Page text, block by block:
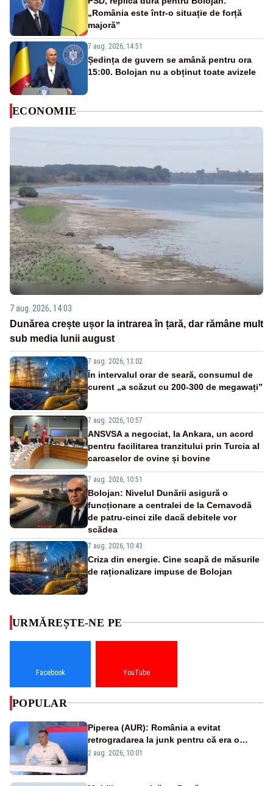
„România este într-o situație de forță
majoră”
7 aug. 2026, 14:51
Ședința de guvern se amână pentru ora
15:00. Bolojan nu a obținut toate avizele
ECONOMIE
7 aug. 2026, 14:03
Dunărea crește ușor la intrarea în țară, dar rămâne mult
sub media lunii august
7 aug. 2026, 13:02
În intervalul orar de seară, consumul de
curent „a scăzut cu 200-300 de megawați”
7 aug. 2026, 10:57
ANSVSA a negociat, la Ankara, un acord
pentru facilitarea tranzitului prin Turcia al
carcaselor de ovine și bovine
7 aug. 2026, 10:51
Bolojan: Nivelul Dunării asigură o
funcționare a centralei de la Cernavodă
de patru-cinci zile dacă debitele vor
scădea
7 aug. 2026, 10:43
Criza din energie. Cine scapă de măsurile
de raționalizare impuse de Bolojan
URMĂREȘTE-NE PE
Facebook YouTube
POPULAR
Piperea (AUR): România a evitat
retrogradarea la junk pentru că era o
catastrofă pentru bănci și fondurile de
2 aug. 2026, 10:01